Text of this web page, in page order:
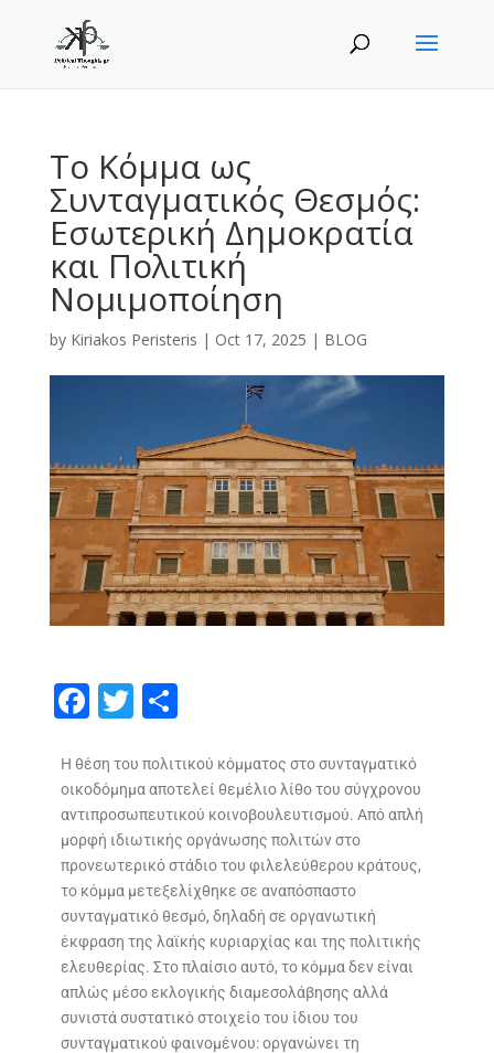
Το Κόμμα ως
Συνταγματικός Θεσμός:
Εσωτερική Δημοκρατία
και Πολιτική
Νομιμοποίηση
by Kiriakos Peristeris | Oct 17, 2025 | BLOG
F
ac
e
b
o
o
k
T
w
itt
er
S
ar
e
Η θέση του πολιτικού κόμματος στο συνταγματικό
οικοδόμημα αποτελεί θεμέλιο λίθο του σύγχρονου
αντιπροσωπευτικού κοινοβουλευτισμού. Από απλή
μορφή ιδιωτικής οργάνωσης πολιτών στο
προνεωτερικό στάδιο του φιλελεύθερου κράτους,
το κόμμα μετεξελίχθηκε σε αναπόσπαστο
συνταγματικό θεσμό, δηλαδή σε οργανωτική
έκφραση της λαϊκής κυριαρχίας και της πολιτικής
ελευθερίας. Στο πλαίσιο αυτό, το κόμμα δεν είναι
απλώς μέσο εκλογικής διαμεσολάβησης αλλά
συνιστά συστατικό στοιχείο του ίδιου του
συνταγματικού φαινομένου: οργανώνει τη